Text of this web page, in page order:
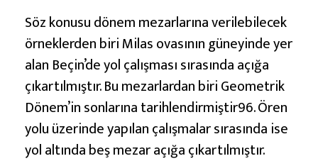
Söz konusu dönem mezarlarına verilebilecek
örneklerden biri Milas ovasının güneyinde yer
alan Beçin’de yol çalışması sırasında açığa
çıkartılmıştır. Bu mezarlardan biri Geometrik
Dönem’in sonlarına tarihlendirmiştir96. Ören
yolu üzerinde yapılan çalışmalar sırasında ise
yol altında beş mezar açığa çıkartılmıştır.